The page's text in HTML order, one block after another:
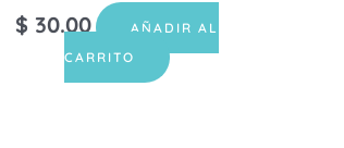
$ 30.00
AÑADIR AL
CARRITO